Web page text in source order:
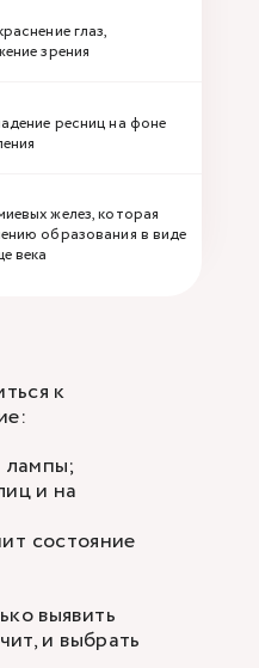
глаз,
зрения
ресниц на фоне
желез, которая
образования в виде
века
к
лампы;
и на
состояние
выявить
и выбрать